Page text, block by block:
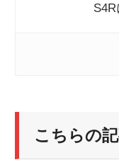
S4R
こちらの